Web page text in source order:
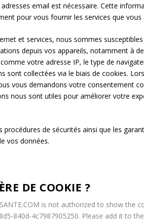
email est nécessaire. Cette
pour vous fournir les services que vous
et services, nous sommes
depuis vos appareils, notamment à
votre adresse IP, le type de
sont collectées via le biais de cookies.
vous demandons votre consentement
nous sont utiles pour améliorer votre
procédures de sécurités ainsi que les
vos données.
DE COOKIE ?
is not authorized to show the
840d-4c7987905250. Please add it to